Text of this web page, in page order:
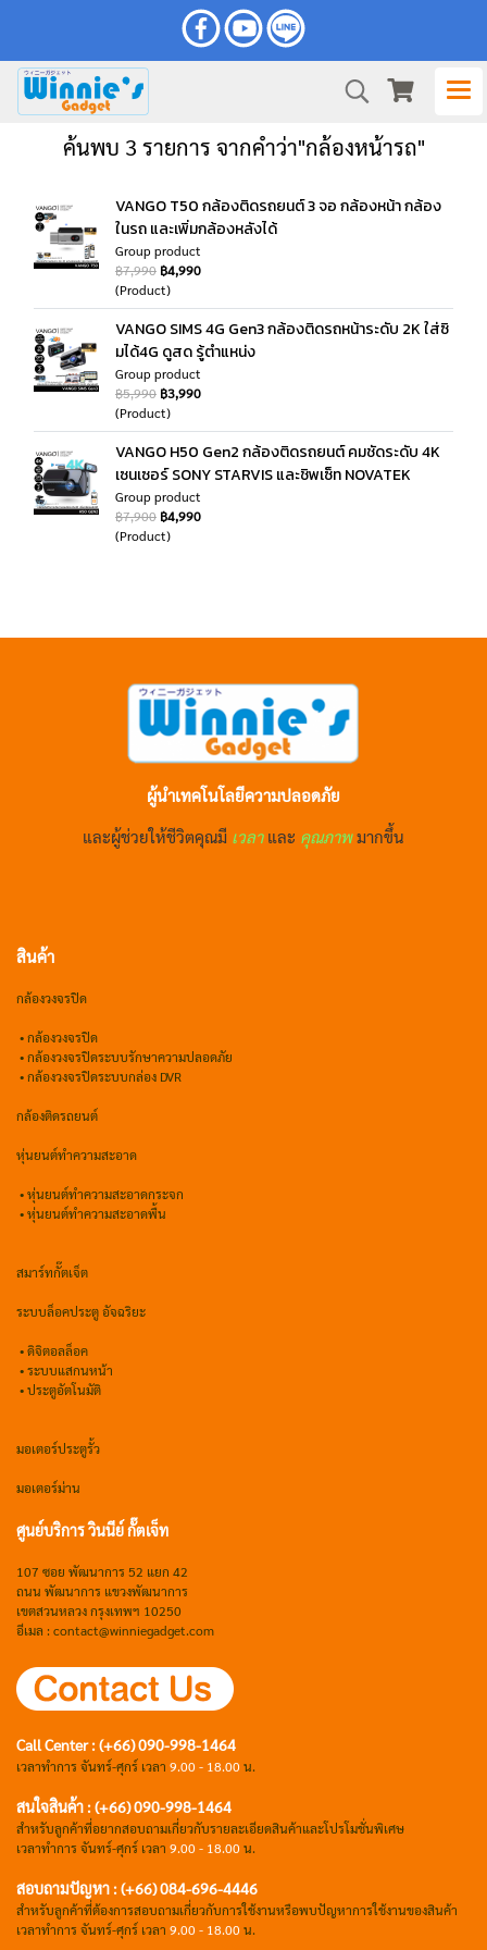
ค้นพบ 3 รายการ จากคำว่า"กล้องหน้ารถ"
VANGO T50 กล้องติดรถยนต์ 3 จอ กล้องหน้า กล้อง
ในรถ และเพิ่มกล้องหลังได้
Group product
฿7,990 ฿4,990
(Product)
VANGO SIMS 4G Gen3 กล้องติดรถหน้าระดับ 2K ใส่ซิ
มได้4G ดูสด รู้ตำแหน่ง
Group product
฿5,990 ฿3,990
(Product)
VANGO H50 Gen2 กล้องติดรถยนต์ คมชัดระดับ 4K
เซนเซอร์ SONY STARVIS และชิพเซ็ท NOVATEK
Group product
฿7,900 ฿4,990
(Product)
ผู้นำเทคโนโลยีความปลอดภัย
และผู้ช่วยให้ชีวิตคุณมี เวลา และ คุณภาพ มากขึ้น
สินค้า
กล้องวงจรปิด
•กล้องวงจรปิด
•กล้องวงจรปิดระบบรักษาความปลอดภัย
• กล้องวงจรปิดระบบกล่อง DVR
กล้องติดรถยนต์
หุ่นยนต์ทำความสะอาด
•หุ่นยนต์ทำความสะอาดกระจก
•หุ่นยนต์ทำความสะอาดพื้น
สมาร์ทกั๊ตเจ็ต
ระบบล็อคประตู อัจฉริยะ
•ดิจิตอลล็อค
• ระบบแสกนหน้า
• ประตูอัตโนมัติ
มอเตอร์ประตูรั้ว
มอเตอร์ม่าน
ศูนย์บริการ วินนีย์ กั๊ตเจ็ท
107 ซอย พัฒนาการ 52 แยก 42
ถนน พัฒนาการ แขวงพัฒนาการ
เขตสวนหลวง กรุงเทพฯ 10250
อีเมล : contact@winniegadget.com
Call Center : (+66) 090-998-1464
เวลาทำการ จันทร์-ศุกร์ เวลา 9.00 - 18.00 น.
สนใจสินค้า : (+66) 090-998-1464
สำหรับลูกค้าที่อยากสอบถามเกี่ยวกับรายละเอียดสินค้าและโปรโมชั่นพิเศษ
เวลาทำการ จันทร์-ศุกร์ เวลา 9.00 - 18.00 น.
สอบถามปัญหา : (+66)084-696-4446
สำหรับลูกค้าที่ต้องการสอบถามเกี่ยวกับการใช้งานหรือพบปัญหาการใช้งานของสินค้า
เวลาทำการ จันทร์-ศุกร์ เวลา 9.00 - 18.00 น.